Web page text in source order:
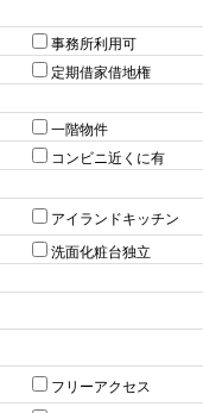
事務所利用可
定期借家借地権
一階物件
コンビニ近くに有
アイランドキッチン
洗面化粧台独立
フリーアクセス